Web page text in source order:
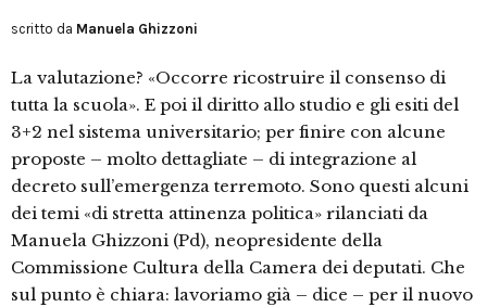
scritto da Manuela Ghizzoni
La valutazione? «Occorre ricostruire il consenso di
tutta la scuola». E poi il diritto allo studio e gli esiti del
3+2 nel sistema universitario; per finire con alcune
proposte – molto dettagliate – di integrazione al
decreto sull’emergenza terremoto. Sono questi alcuni
dei temi «di stretta attinenza politica» rilanciati da
Manuela Ghizzoni (Pd), neopresidente della
Commissione Cultura della Camera dei deputati. Che
sul punto è chiara: lavoriamo già – dice – per il nuovo